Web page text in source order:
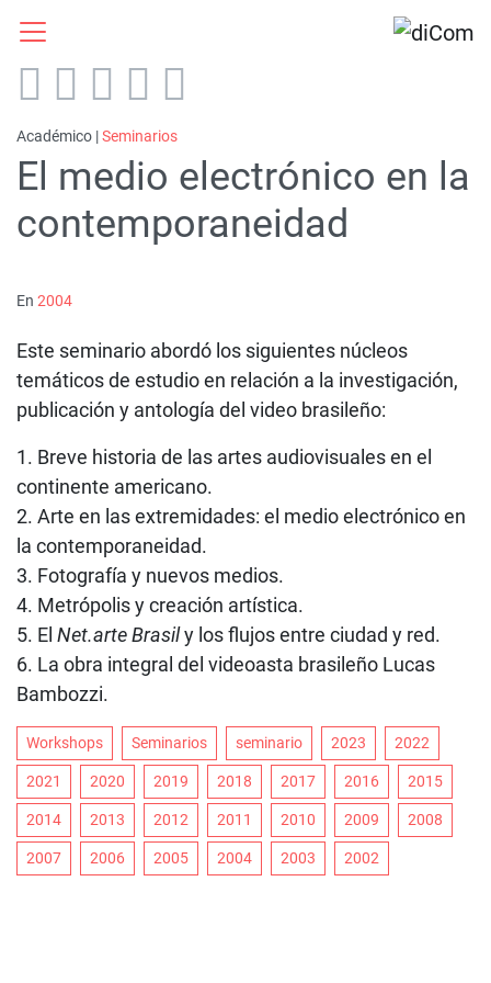
Académico |Seminarios
El medio electrónico en la
contemporaneidad
En 2004
Este seminario abordó los siguientes núcleos
temáticos de estudio en relación a la investigación,
publicación y antología del video brasileño:
1. Breve historia de las artes audiovisuales en el
continente americano.
2. Arte en las extremidades: el medio electrónico en
la contemporaneidad.
3. Fotografía y nuevos medios.
4. Metrópolis y creación artística.
5. El Net.arte Brasily los flujos entre ciudad y red.
6. La obra integral del videoasta brasileño Lucas
Bambozzi.
Workshops Seminarios seminario 2023 2022
2021 2020 2019 2018 2017 2016 2015
2014 2013 2012 2011 2010 2009 2008
2007 2006 2005 2004 2003 2002